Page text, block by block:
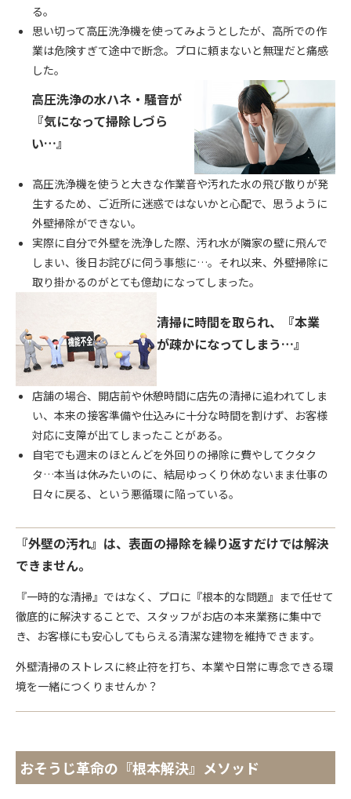
る。
思い切って高圧洗浄機を使ってみようとしたが、高所での作
業は危険すぎて途中で断念。プロに頼まないと無理だと痛感
した。
高圧洗浄の水ハネ・騒音が
『気になって掃除しづら
い…』
高圧洗浄機を使うと大きな作業音や汚れた水の飛び散りが発
生するため、ご近所に迷惑ではないかと心配で、思うように
外壁掃除ができない。
実際に自分で外壁を洗浄した際、汚れ水が隣家の壁に飛んで
しまい、後日お詫びに伺う事態に…。それ以来、外壁掃除に
取り掛かるのがとても億劫になってしまった。
清掃に時間を取られ、『本業
が疎かになってしまう…』
店舗の場合、開店前や休憩時間に店先の清掃に追われてしま
い、本来の接客準備や仕込みに十分な時間を割けず、お客様
対応に支障が出てしまったことがある。
自宅でも週末のほとんどを外回りの掃除に費やしてクタク
タ…本当は休みたいのに、結局ゆっくり休めないまま仕事の
日々に戻る、という悪循環に陥っている。
『外壁の汚れ』は、表面の掃除を繰り返すだけでは解決
できません。
『一時的な清掃』ではなく、プロに『根本的な問題』まで任せて
徹底的に解決することで、スタッフがお店の本来業務に集中で
き、お客様にも安心してもらえる清潔な建物を維持できます。
外壁清掃のストレスに終止符を打ち、本業や日常に専念できる環
境を一緒につくりませんか？
おそうじ革命の『根本解決』メソッド